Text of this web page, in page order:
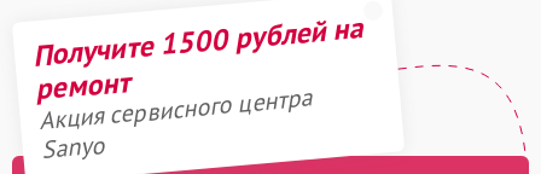
Получите 1500 рублей на
ремонт
Акция сервисного центра
Sanyo